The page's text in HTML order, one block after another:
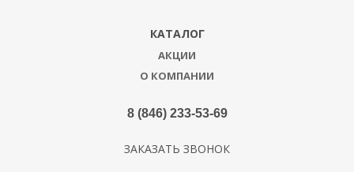
КАТАЛОГ
АКЦИИ
О КОМПАНИИ
8 (846) 233-53-69
ЗАКАЗАТЬ ЗВОНОК